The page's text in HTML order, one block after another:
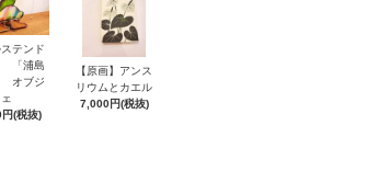
テンド
「浦島
オブジ
ェ
(税抜)
【原画】アンス
リウムとカエル
7,000円(税抜)